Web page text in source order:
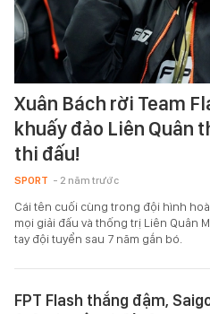
Xuân Bách rời Team
khuấy đảo Liên Quân
thi đấu!
SPORT - 2 năm trước
Cái tên cuối cùng trong đội hình
mọi giải đấu và thống trị Liên Quân
tay đội tuyển sau 7 năm gắn bó.
FPT Flash thắng đậm,